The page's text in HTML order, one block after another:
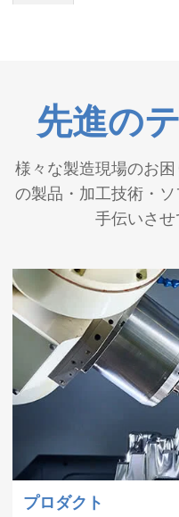
6月29
岩手県沖およ
源とする地震
4月23
ゴールデン
1月7
日
島根県東部を
皆様へ 弊社
2025
年
12月
年末年始 休
12月9
日
青森県東方沖
た皆様へ 弊
先進の
様々な製造現場のお
の製品・加工技術・
手伝いさせ
プロダクト